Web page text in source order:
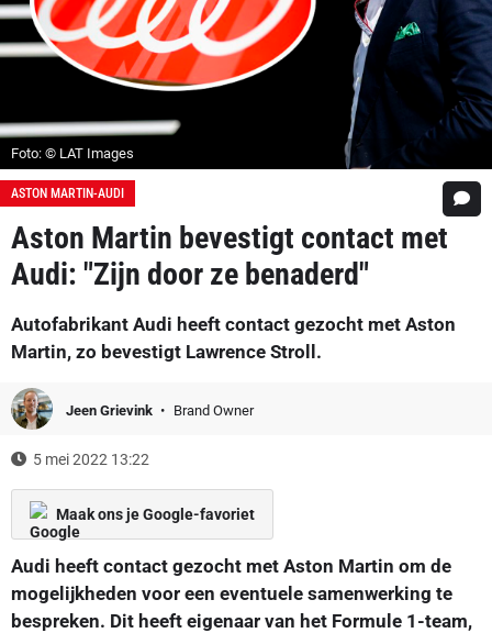
Foto: © LAT Images
ASTON MARTIN-AUDI
Aston Martin bevestigt contact met
Audi: "Zijn door ze benaderd"
Autofabrikant Audi heeft contact gezocht met Aston
Martin, zo bevestigt Lawrence Stroll.
Jeen Grievink Brand Owner
5 mei 2022 13:22
Maak ons je Google-favoriet
Audi heeft contact gezocht met Aston Martin om de
mogelijkheden voor een eventuele samenwerking te
bespreken. Dit heeft eigenaar van het Formule 1-team,